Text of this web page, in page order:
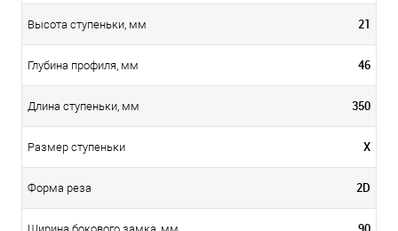
Высота ступеньки, мм 21
Глубина профиля, мм 46
Длина ступеньки, мм 350
Размер ступеньки X
Форма реза 2D